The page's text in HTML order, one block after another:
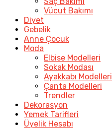
Vücut Bakımı
Diyet
Gebelik
Anne Çocuk
Moda
Elbise Modelleri
Sokak Modası
Ayakkabı Modelleri
Çanta Modelleri
Trendler
Dekorasyon
Yemek Tarifleri
Üyelik Hesabı